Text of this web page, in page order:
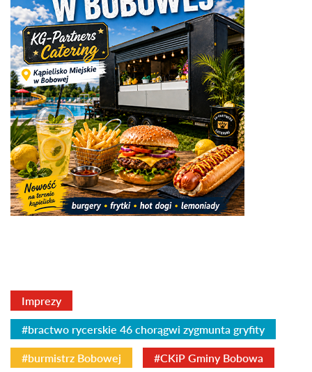
Imprezy
#bractwo rycerskie 46 chorągwi zygmunta gryfity
#burmistrz Bobowej #CKiP Gminy Bobowa